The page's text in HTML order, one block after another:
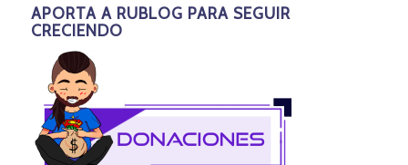
APORTA A RUBLOG PARA SEGUIR
CRECIENDO